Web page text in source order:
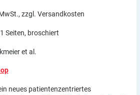
zzgl. Versandkosten
Seiten, broschiert
et al.
neues patientenzentriertes